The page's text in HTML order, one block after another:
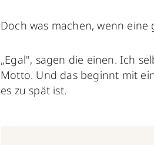
Doch was machen, wenn
„Egal", sagen die einen. Ich
Motto. Und das beginnt mit
es zu spät ist.